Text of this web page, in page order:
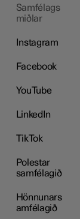
Samfélags
miðlar
Instagram
Facebook
YouTube
LinkedIn
TikTok
Polestar
samfélagið
Hönnunars
amfélagið